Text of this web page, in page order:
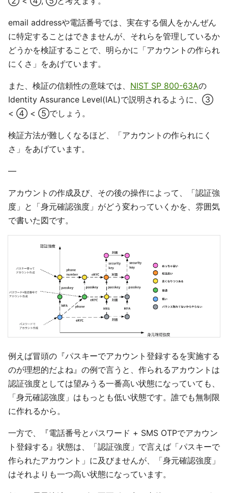
email addressや電話番号では、実在する個人をかんぜん
に特定することはできませんが、それらを管理しているか
どうかを検証することで、明らかに「アカウントの作られ
にくさ」をあげています。
また、検証の信頼性の意味では、 NIST SP 800-63Aの
Identity Assurance Level(IAL)で説明されるように、③
< ④ < ⑤でしょう。
検証方法が難しくなるほど、「アカウントの作られにく
さ」をあげています。
—
アカウントの作成及び、その後の操作によって、「認証強
度」と「身元確認強度」がどう変わっていくかを、雰囲気
で書いた図です。
例えば冒頭の『パスキーでアカウント登録するを実施する
のが理想的だよね』の例で言うと、作られるアカウントは
認証強度としては望みうる一番高い状態になっていても、
「身元確認強度」はもっとも低い状態です。誰でも無制限
に作れるから。
一方で、『電話番号とパスワード + SMS OTPでアカウン
ト登録する』状態は、「認証強度」で言えば「パスキーで
作られたアカウント」に及びませんが、「身元確認強度」
はそれよりも一つ高い状態になっています。